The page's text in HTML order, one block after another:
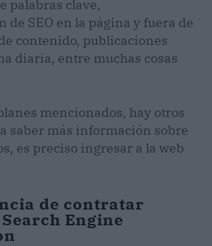
palabras clave,
de SEO en la página y fuera de
contenido, publicaciones
diaria, entre muchas cosas
mencionados, hay otros
saber más información sobre
es preciso ingresar a la web
de contratar
Engine